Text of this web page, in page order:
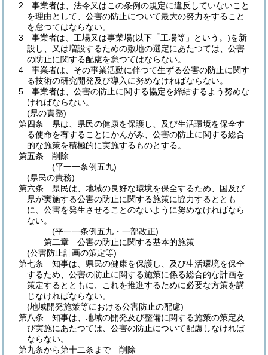
2
事業者は、法令又はこの条例の規定に違反していないこと
を理由として、公害の防止について最大の努力をすること
を怠つてはならない。
3
事業者は、工場又は事業場(以下「工場等」という。)を新
設し、又は増設するための敷地の選定にあたつては、公害
の防止に関する配慮を怠つてはならない。
4
事業者は、その事業活動に伴つて生ずる公害の防止に関す
る技術の研究開発及び導入に努めなければならない。
5
事業者は、公害の防止に関する協定を締結するよう努めな
ければならない。
(県の責務)
第四条
県は、県民の健康を保護し、及び生活環境を保全す
る使命を有することにかんがみ、公害の防止に関する総合
的な施策を積極的に実施するものとする。
第五条
削除
(平一一条例五九)
(県民の責務)
第六条
県民は、地域の良好な環境を保全するため、国及び
県が実施する公害の防止に関する施策に協力するととも
に、公害を発生させることのないように努めなければなら
ない。
(平一一条例五九・一部改正)
第二章
公害の防止に関する基本的施策
(公害防止計画の策定等)
第七条
知事は、県民の健康を保護し、及び生活環境を保全
するため、公害の防止に関する施策に係る総合的な計画を
策定するとともに、これを推進するために必要な方策を講
じなければならない。
(地域開発施策等における公害防止の配慮)
第八条
知事は、地域の開発及び整備に関する施策の策定及
び実施にあたつては、公害の防止について配慮しなければ
ならない。
第九条から第十二条まで
削除